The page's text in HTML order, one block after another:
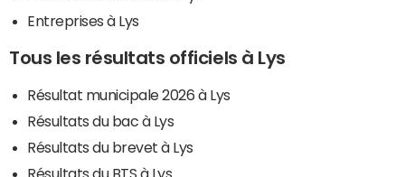
Entreprises à Lys
Tous les résultats officiels à Lys
Résultat municipale 2026 à Lys
Résultats du bac à Lys
Résultats du brevet à Lys
Résultats du BTS à Lys